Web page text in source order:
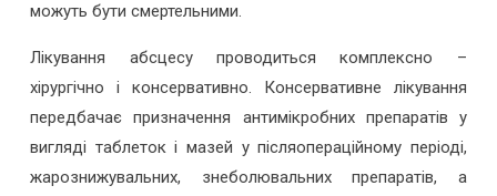
можуть бути смертельними.
Лікування абсцесу проводиться комплексно –
хірургічно і консервативно. Консервативне лікування
передбачає призначення антимікробних препаратів у
вигляді таблеток і мазей у післяопераційному періоді,
жарознижувальних, знеболювальних препаратів, а